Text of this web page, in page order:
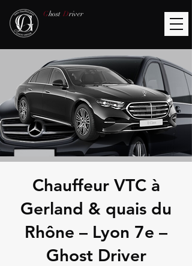
Ghost Driver
Chauffeur VTC à
Gerland & quais du
Rhône – Lyon 7e –
Ghost Driver